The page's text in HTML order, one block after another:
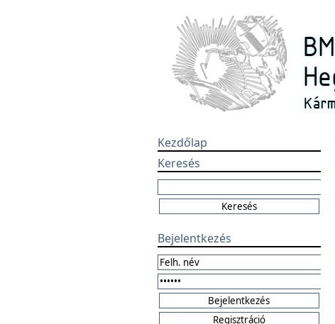
Kezdőlap
Keresés
Bejelentkezés